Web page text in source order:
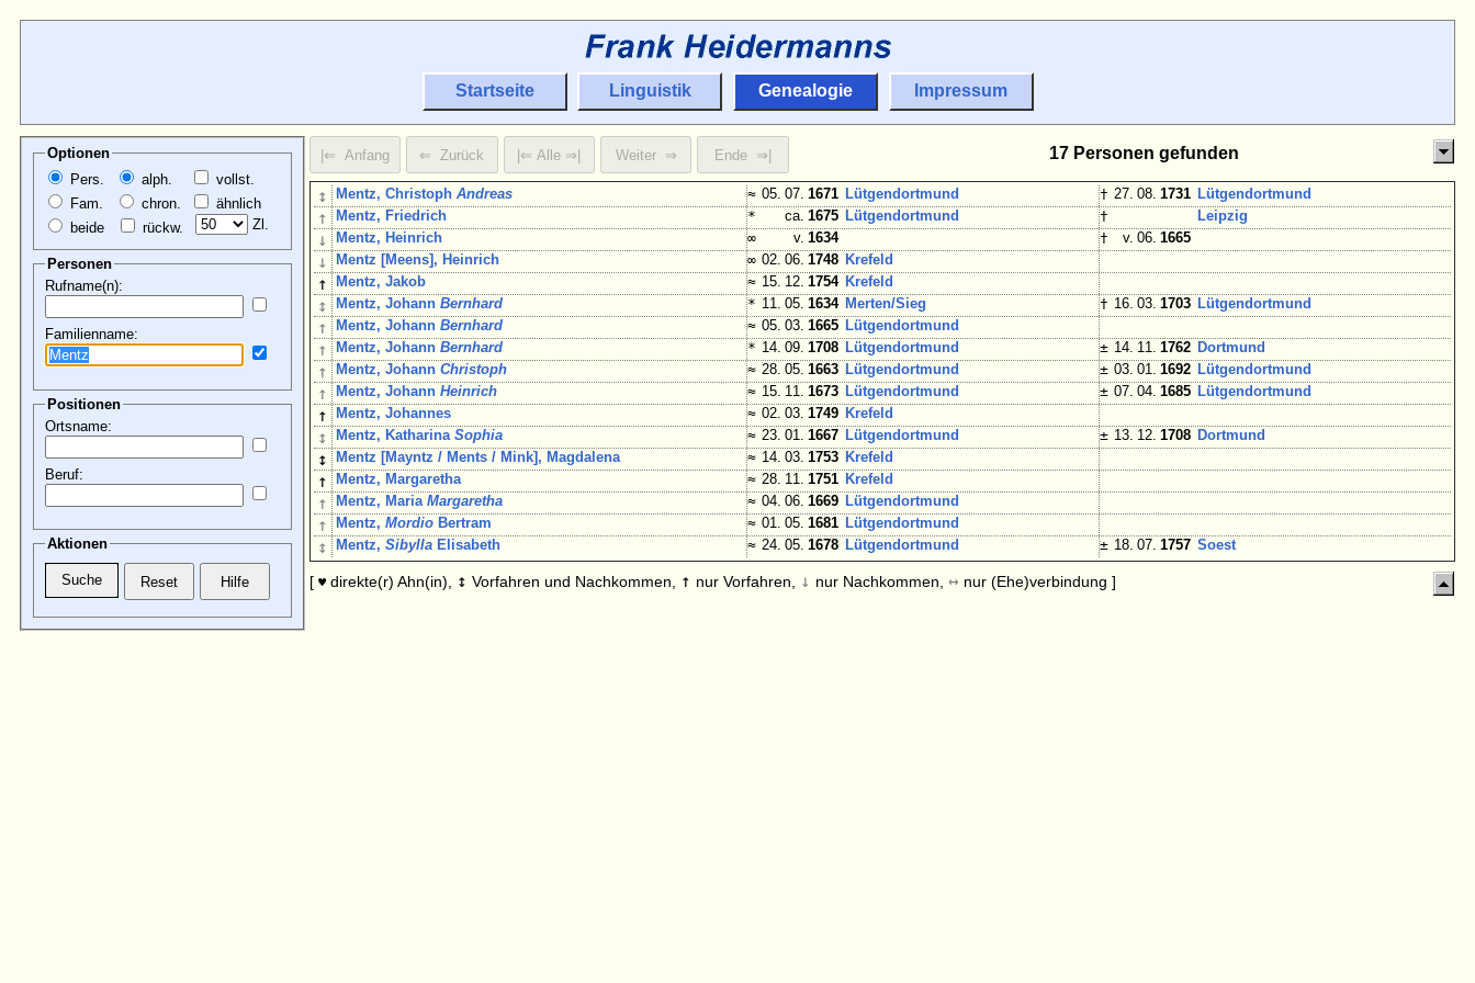
Startseite Linguistik Genealogie Impressum
Optionen
Pers.
Fam.
beide
alph.
chron.
rückw.
vollst.
ähnlich
Zl.
Personen
Rufname(n):
Familienname:
Positionen
Ortsname:
Beruf:
Aktionen
17 Personen gefunden
↕ Mentz, ChristophAndreas ≈ 05. 07. 1671 Lütgendortmund † 27. 08. 1731 Lütgendortmund
↑ Mentz, Friedrich * ca. 1675 Lütgendortmund † Leipzig
↓ Mentz, Heinrich ∞ v. 1634 † v. 06. 1665
↓ Mentz [Meens], Heinrich ∞ 02. 06. 1748 Krefeld
↑ Mentz, Jakob ≈ 15. 12. 1754 Krefeld
↕ Mentz, JohannBernhard * 11. 05. 1634 Merten/Sieg † 16. 03. 1703 Lütgendortmund
↑ Mentz, JohannBernhard ≈ 05. 03. 1665 Lütgendortmund
↑ Mentz, JohannBernhard * 14. 09. 1708 Lütgendortmund ± 14. 11. 1762 Dortmund
↑ Mentz, JohannChristoph ≈ 28. 05. 1663 Lütgendortmund ± 03. 01. 1692 Lütgendortmund
↑ Mentz, JohannHeinrich ≈ 15. 11. 1673 Lütgendortmund ± 07. 04. 1685 Lütgendortmund
↑ Mentz, Johannes ≈ 02. 03. 1749 Krefeld
↕ Mentz, KatharinaSophia ≈ 23. 01. 1667 Lütgendortmund ± 13. 12. 1708 Dortmund
↕ Mentz [Mayntz / Ments / Mink], Magdalena ≈ 14. 03. 1753 Krefeld
↑ Mentz, Margaretha ≈ 28. 11. 1751 Krefeld
↑ Mentz, MariaMargaretha ≈ 04. 06. 1669 Lütgendortmund
↑ Mentz,Mordio Bertram ≈ 01. 05. 1681 Lütgendortmund
↕ Mentz,Sibylla Elisabeth ≈ 24. 05. 1678 Lütgendortmund ± 18. 07. 1757 Soest
[ ♥ direkte(r) Ahn(in), ↕ Vorfahren und Nachkommen, ↑ nur Vorfahren, ↓ nur Nachkommen, ↔ nur (Ehe)verbindung ]